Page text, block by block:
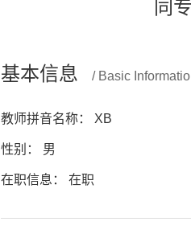
同
基本信息 / Basic
教师拼音名称： XB
性别： 男
在职信息： 在职